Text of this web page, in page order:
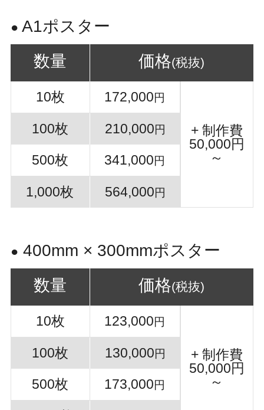
● A1ポスター
数量
価格(税抜)
10枚 172,000円
+ 制作費
50,000円
～
100枚 210,000円
500枚 341,000円
1,000枚 564,000円
● 400mm × 300mmポスター
数量
価格(税抜)
10枚 123,000円
+ 制作費
50,000円
～
100枚 130,000円
500枚 173,000円